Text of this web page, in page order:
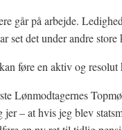
går på arbejde.
set det under andre store
føre en aktiv og
Lønmodtagernes
jer – at hvis jeg blev